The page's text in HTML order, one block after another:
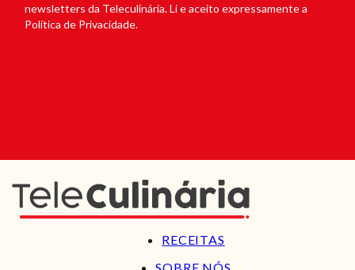
newsletters da Teleculinária. Li e aceito expressamente a
Política de Privacidade.
RECEITAS
SOBRE NÓS